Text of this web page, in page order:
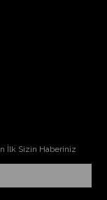
İlk Sizin Haberiniz